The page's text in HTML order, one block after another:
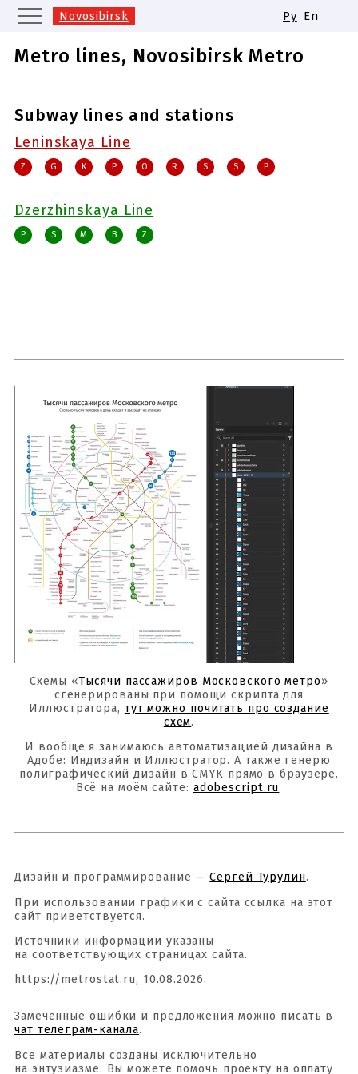
Novosibirsk
Yekaterinburg
Kazan
Same names of metro stations
Ру En
Metro lines, Novosibirsk Metro
Subway lines and stations
Leninskaya Line
Z G K P O R S S P
Dzerzhinskaya Line
P S M B Z
Схемы «Тысячи пассажиров Московского метро»
сгенерированы при помощи скрипта для
Иллюстратора, тут можно почитать про создание
схем.
И вообще я занимаюсь автоматизацией дизайна в
Адобе: Индизайн и Иллюстратор. А также генерю
полиграфический дизайн в CMYK прямо в браузере.
Всё на моём сайте: adobescript.ru.
Дизайн и программирование —Сергей Турулин.
При использовании графики с сайта ссылка на этот
сайт приветствуется.
Источники информации указаны
на соответствующих страницах сайта.
https://metrostat.ru, 10.08.2026.
Замеченные ошибки и предложения можно писать в
чат телеграм-канала.
Все материалы созданы исключительно
на энтузиазме. Вы можете помочь проекту на оплату